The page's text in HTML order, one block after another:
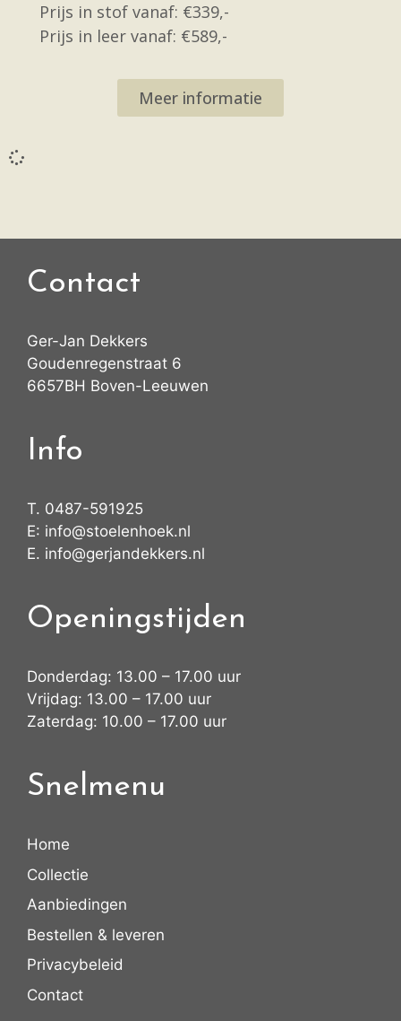
Prijs in stof vanaf: €339,-
Prijs in leer vanaf: €589,-
Meer informatie
Contact
Ger-Jan Dekkers
Goudenregenstraat 6
6657BH Boven-Leeuwen
Info
T. 0487-591925
E: info@stoelenhoek.nl
E. info@gerjandekkers.nl
Openingstijden
Donderdag: 13.00 – 17.00 uur
Vrijdag: 13.00 – 17.00 uur
Zaterdag: 10.00 – 17.00 uur
Snelmenu
Home
Collectie
Aanbiedingen
Bestellen & leveren
Privacybeleid
Contact